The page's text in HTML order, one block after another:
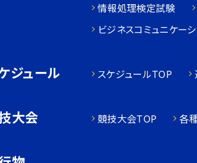
情報処理検定試験
ビジネスコミュニケー
ジュール スケジュールTOP
大会 競技大会TOP 各